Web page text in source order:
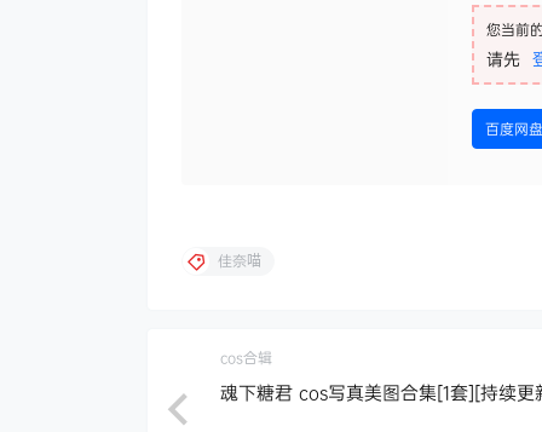
您当前
请先
百度网盘
佳奈喵
cos合辑
魂下糖君 cos写真美图合集[1套][持续更